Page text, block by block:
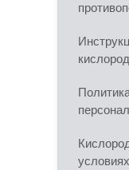
условиях